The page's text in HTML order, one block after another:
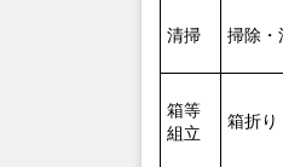
清掃 掃除・
箱等
組立
箱折り